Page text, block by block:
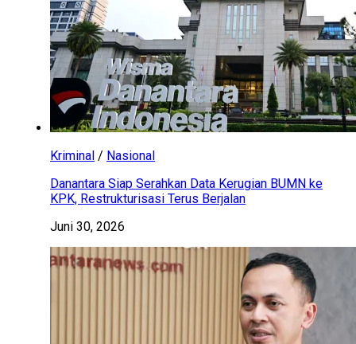
Kriminal / Nasional
Danantara Siap Serahkan Data Kerugian BUMN ke
KPK, Restrukturisasi Terus Berjalan
Juni 30, 2026